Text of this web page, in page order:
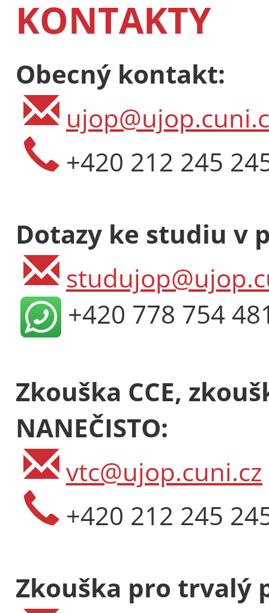
KONTAKTY
Obecný kontakt:
+420 212 245
Dotazy ke studiu v
+420 778 754
Zkouška CCE,
NANEČISTO:
vtc@ujop.cuni.cz
+420 212 245
Zkouška pro trvalý